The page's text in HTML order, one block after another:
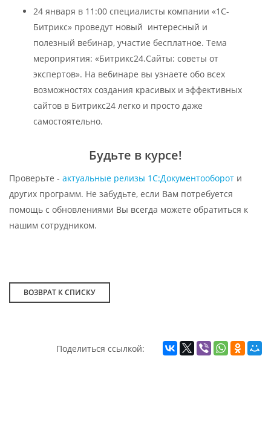
24 января в 11:00 специалисты компании «1С-
Битрикс» проведут новый интересный и
полезный вебинар, участие бесплатное. Тема
мероприятия: «Битрикс24.Cайты: советы от
экспертов». На вебинаре вы узнаете обо всех
возможностях создания красивых и эффективных
сайтов в Битрикс24 легко и просто даже
самостоятельно.
Будьте в курсе!
Проверьте - актуальные релизы 1С:Документооборот и
других программ. Не забудьте, если Вам потребуется
помощь с обновлениями Вы всегда можете обратиться к
нашим сотрудником.
ВОЗВРАТ К СПИСКУ
Поделиться ссылкой: